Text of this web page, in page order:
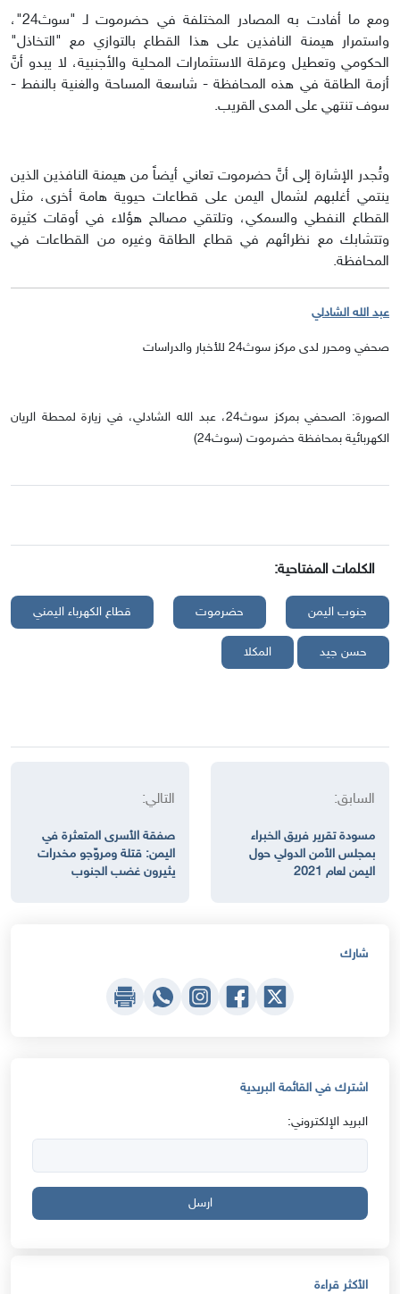
ومع ما أفادت به المصادر المختلفة في حضرموت لـ "سوث24"،
واستمرار هيمنة النافذين على هذا القطاع بالتوازي مع "التخاذل"
الحكومي وتعطيل وعرقلة الاستثمارات المحلية والأجنبية، لا يبدو أنَّ
أزمة الطاقة في هذه المحافظة - شاسعة المساحة والغنية بالنفط -
سوف تنتهي على المدى القريب.
وتُجدر الإشارة إلى أنَّ حضرموت تعاني أيضاً من هيمنة النافذين الذين
ينتمي أغلبهم لشمال اليمن على قطاعات حيوية هامة أخرى، مثل
القطاع النفطي والسمكي، وتلتقي مصالح هؤلاء في أوقات كثيرة
وتتشابك مع نظرائهم في قطاع الطاقة وغيره من القطاعات في
المحافظة.
عبد الله الشادلي
صحفي ومحرر لدى مركز سوث24 للأخبار والدراسات
الصورة: الصحفي بمركز سوث24، عبد الله الشادلي، في زيارة لمحطة الريان
الكهربائية بمحافظة حضرموت (سوث24)
الكلمات المفتاحية:
جنوب اليمن حضرموت قطاع الكهرباء اليمني
حسن جيد المكلا
السابق:
مسودة تقرير فريق الخبراء
بمجلس الأمن الدولي حول
اليمن لعام 2021
التالي:
صفقة الأسرى المتعثرة في
اليمن: قتلة ومروّجو مخدرات
يثيرون غضب الجنوب
شارك
اشترك في القائمة البريدية
البريد الإلكتروني:
ارسل
الأكثر قراءة